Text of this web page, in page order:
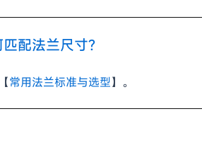
匹配法兰尺寸?
常用法兰标准与选型】。